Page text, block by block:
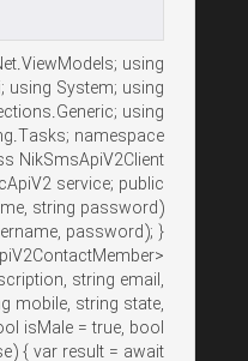
using
using System; using
using
namespace
NikSmsApiV2Client
service; public
string password)
password); }
string email,
mobile, string state,
isMale = true, bool
{ var result = await